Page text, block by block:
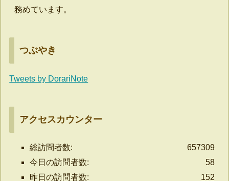
務めています。
つぶやき
Tweets by DorariNote
アクセスカウンター
657309
総訪問者数:
58
今日の訪問者数:
152
昨日の訪問者数: